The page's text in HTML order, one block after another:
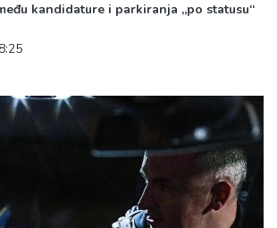
kandidature i parkiranja „po statusu“